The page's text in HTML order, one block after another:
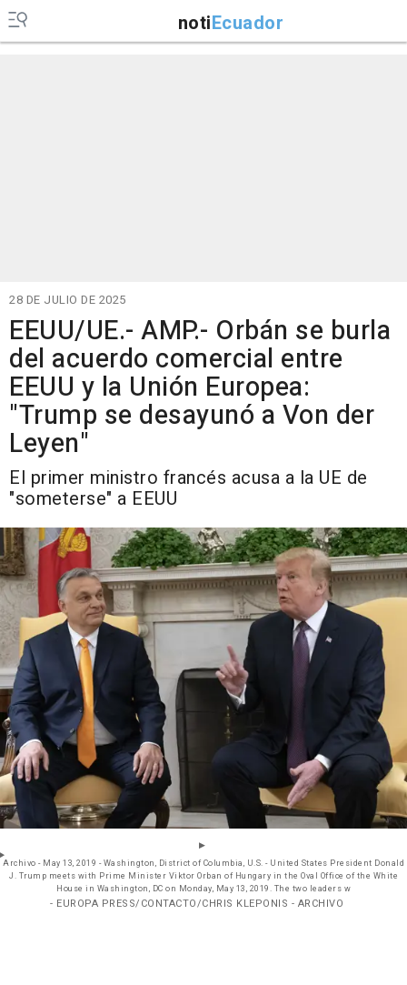
notiEcuador
28 DE JULIO DE 2025
EEUU/UE.- AMP.- Orbán se burla
del acuerdo comercial entre
EEUU y la Unión Europea:
"Trump se desayunó a Von der
Leyen"
El primer ministro francés acusa a la UE de
"someterse" a EEUU
Archivo - May 13, 2019 - Washington, District of Columbia, U.S. - United States President Donald
J. Trump meets with Prime Minister Viktor Orban of Hungary in the Oval Office of the White
House in Washington, DC on Monday, May 13, 2019. The two leaders w
- EUROPA PRESS/CONTACTO/CHRIS KLEPONIS - ARCHIVO